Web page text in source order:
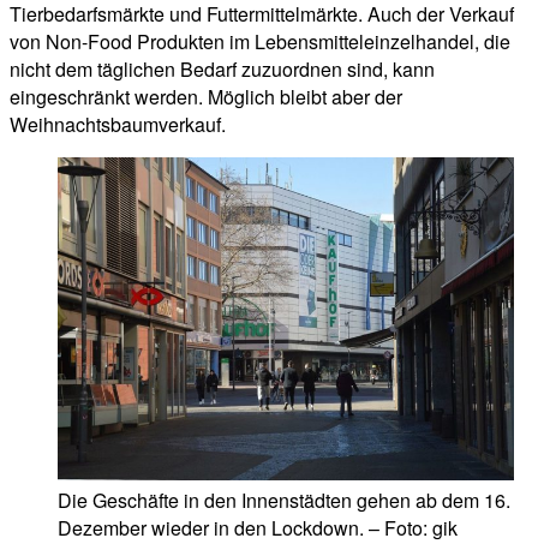
Tierbedarfsmärkte und Futtermittelmärkte. Auch der Verkauf
von Non-Food Produkten im Lebensmitteleinzelhandel, die
nicht dem täglichen Bedarf zuzuordnen sind, kann
eingeschränkt werden. Möglich bleibt aber der
Weihnachtsbaumverkauf.
Die Geschäfte in den Innenstädten gehen ab dem 16.
Dezember wieder in den Lockdown. – Foto: gik